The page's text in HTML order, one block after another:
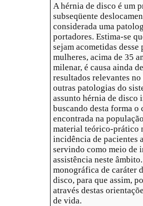
A hérnia de disco é um
subseqüente
considerada uma
portadores. Estima-se
sejam acometidas
mulheres, acima de 35
milenar, é causa ainda
resultados relevantes
outras patologias do
assunto hérnia de disco
buscando desta forma o
encontrada na
material teórico-prático
incidência de pacientes
servindo como meio de
assistência neste
monográfica de caráter
disco, para que assim,
através destas
de vida.